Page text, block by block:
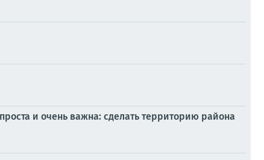
и очень важна: сделать территорию района